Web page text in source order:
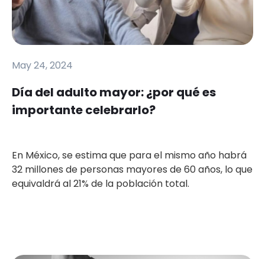
May 24, 2024
Día del adulto mayor: ¿por qué es
importante celebrarlo?
En México, se estima que para el mismo año habrá
32 millones de personas mayores de 60 años, lo que
equivaldrá al 21% de la población total.